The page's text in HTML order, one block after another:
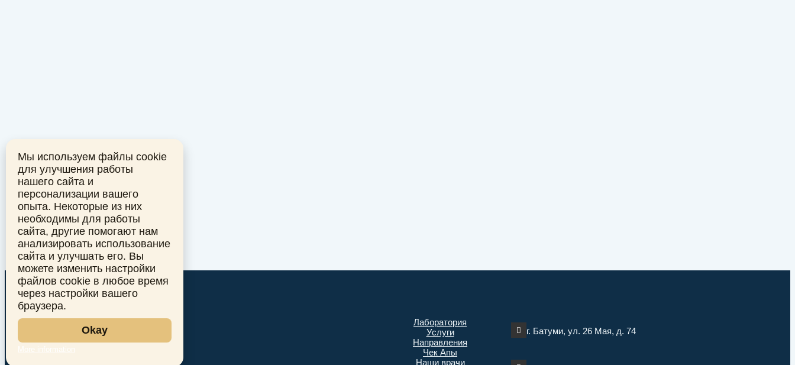
Лаборатория
Услуги
Направления
Чек Апы
Наши врачи
г. Батуми, ул. 26 Мая, д. 74
Мы используем файлы cookie
для улучшения работы
нашего сайта и
персонализации вашего
опыта. Некоторые из них
необходимы для работы
сайта, другие помогают нам
анализировать использование
сайта и улучшать его. Вы
можете изменить настройки
файлов cookie в любое время
через настройки вашего
браузера.
Okay
More information